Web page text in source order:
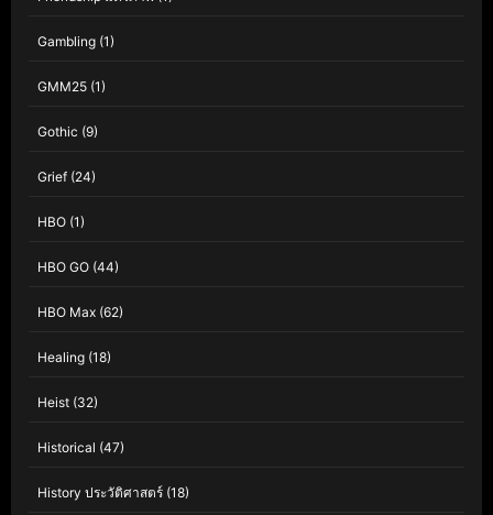
Gambling (1)
GMM25 (1)
Gothic (9)
Grief (24)
HBO (1)
HBO GO (44)
HBO Max (62)
Healing (18)
Heist (32)
Historical (47)
History ประวัติศาสตร์ (18)